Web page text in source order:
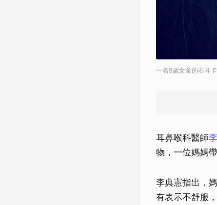
一名9歲女童的右耳
耳鼻喉科醫師
物，一位媽媽
李典憲指出，
有表示不舒服